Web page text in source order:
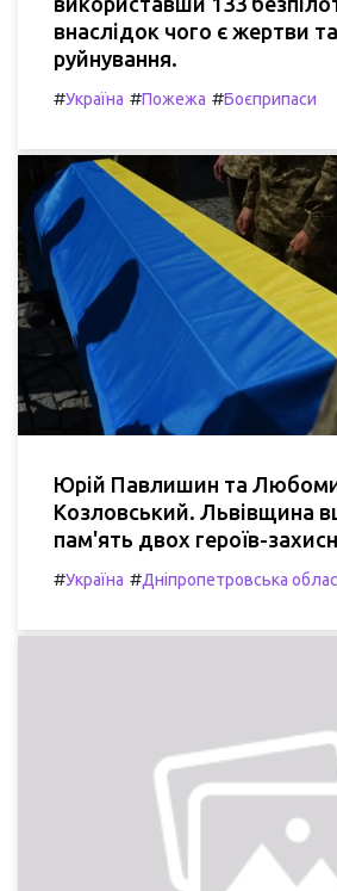
внаслідок чого є жертви та
руйнування.
#Україна #Пожежа #Боєприпаси
Юрій Павлишин та
Козловський. Львівщина
пам'ять двох героїв-
#Україна #Дніпропетровська